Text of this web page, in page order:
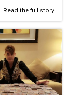
Read the full story